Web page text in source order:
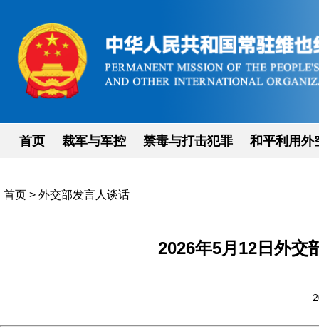
首页 裁军与军控 禁毒与打击犯罪 和平利用外
首页 > 外交部发言人谈话
2026年5月12日外交